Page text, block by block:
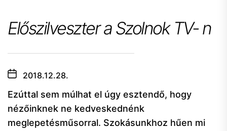
Előszilveszter a Szolnok TV- n
2018.12.28.
Ezúttal sem múlhat el úgy esztendő, hogy
nézőinknek ne kedveskednénk
meglepetésműsorral. Szokásunkhoz hűen mi